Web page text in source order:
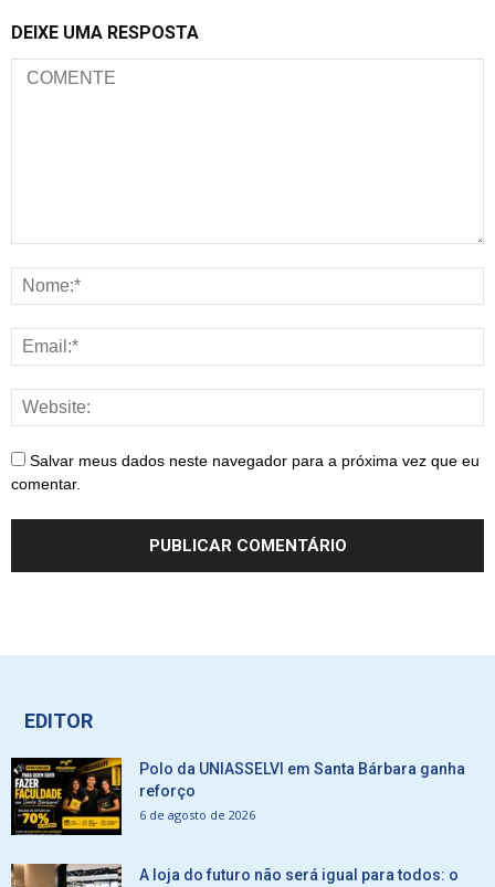
DEIXE UMA RESPOSTA
Salvar meus dados neste navegador para a próxima vez que eu
comentar.
EDITOR
Polo da UNIASSELVI em Santa Bárbara ganha
reforço
6 de agosto de 2026
A loja do futuro não será igual para todos: o